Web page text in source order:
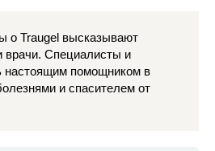
о Traugel высказывают
врачи. Специалисты и
настоящим помощником в
и спасителем от